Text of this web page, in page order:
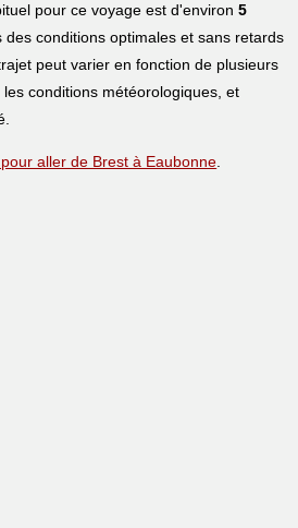
pour ce voyage est d'environ5
des conditions optimales et sans retards
peut varier en fonction de plusieurs
conditions météorologiques, et
aller de Brest à Eaubonne.